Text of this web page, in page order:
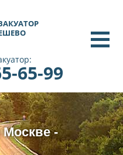
65-99
-